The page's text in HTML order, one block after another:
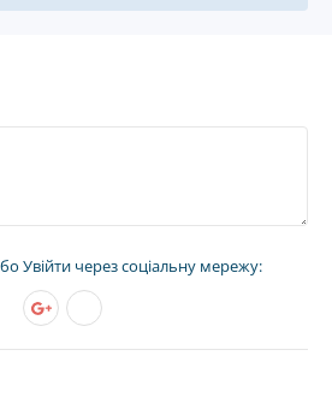
Увійти через соціальну мережу: